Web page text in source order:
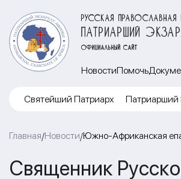
РУССКАЯ ПРАВОСЛАВНАЯ
ПАТРИАРШИЙ
ОФИЦИАЛЬНЫЙ САЙТ
НовостиПомочь
Cвятейший Патриарх Патриарший
Главная/Новости/Южно-Африканская
Священник